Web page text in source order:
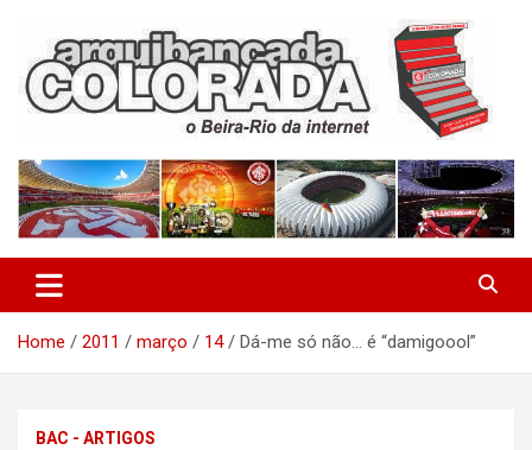
content
Arquibancada Colorada
Home 2011 março 14 Dá-me só não… é “damigoool”
BAC - ARTIGOS